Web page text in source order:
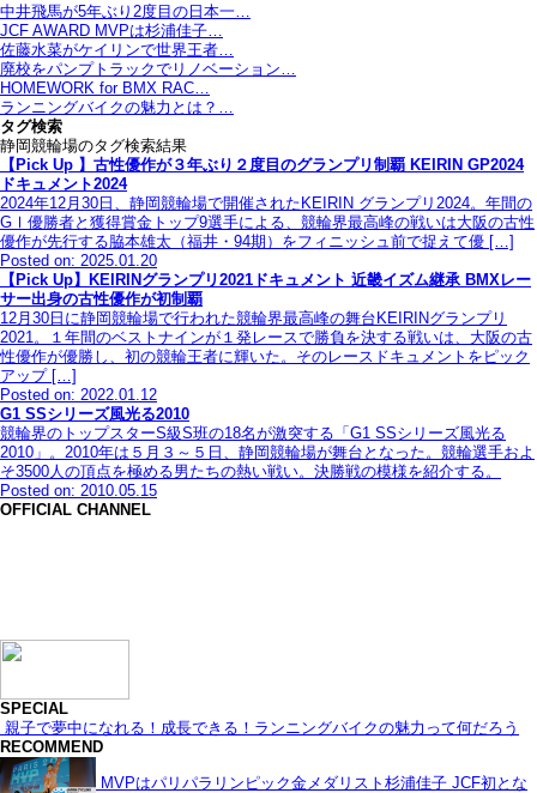
中井飛馬が5年ぶり2度目の日本一…
JCF AWARD MVPは杉浦佳子…
佐藤水菜がケイリンで世界王者…
廃校をパンプトラックでリノベーション…
HOMEWORK for BMX RAC…
ランニングバイクの魅力とは？…
タグ検索
静岡競輪場のタグ検索結果
【Pick Up 】古性優作が３年ぶり２度目のグランプリ制覇 KEIRIN GP2024
ドキュメント2024
2024年12月30日、静岡競輪場で開催されたKEIRIN グランプリ2024。年間の
GⅠ優勝者と獲得賞金トップ9選手による、競輪界最高峰の戦いは大阪の古性
優作が先行する脇本雄太（福井・94期）をフィニッシュ前で捉えて優 […]
Posted on: 2025.01.20
【Pick Up】KEIRINグランプリ2021ドキュメント 近畿イズム継承 BMXレー
サー出身の古性優作が初制覇
12月30日に静岡競輪場で行われた競輪界最高峰の舞台KEIRINグランプリ
2021。１年間のベストナインが１発レースで勝負を決する戦いは、大阪の古
性優作が優勝し、初の競輪王者に輝いた。そのレースドキュメントをピック
アップ […]
Posted on: 2022.01.12
G1 SSシリーズ風光る2010
競輪界のトップスターS級S班の18名が激突する「G1 SSシリーズ風光る
2010」。2010年は５月３～５日、静岡競輪場が舞台となった。競輪選手およ
そ3500人の頂点を極める男たちの熱い戦い。決勝戦の模様を紹介する。
Posted on: 2010.05.15
OFFICIAL CHANNEL
SPECIAL
親子で夢中になれる！成長できる！ランニングバイクの魅力って何だろう
RECOMMEND
MVPはパリパラリンピック金メダリスト杉浦佳子 JCF初とな